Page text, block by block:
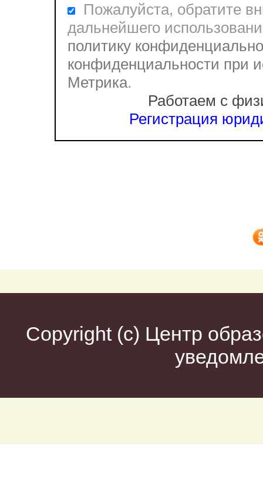
Пожалуйста, обратите
дальнейшего
политику
конфиденциальности при
Метрика.
Работаем с
Регистрация
Copyright (c) Центр